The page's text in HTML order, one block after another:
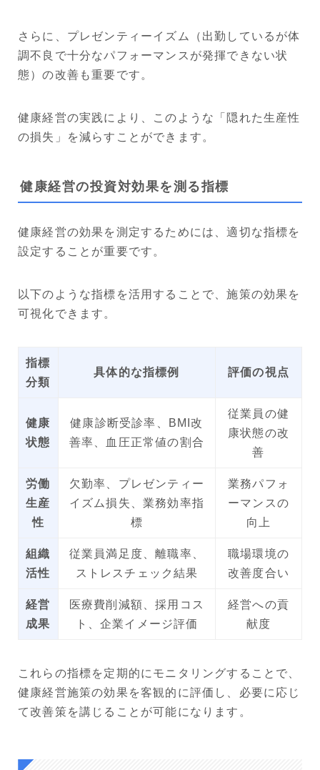
さらに、プレゼンティーイズム（出勤しているが体
調不良で十分なパフォーマンスが発揮できない状
態）の改善も重要です。
健康経営の実践により、このような「隠れた生産性
の損失」を減らすことができます。
健康経営の投資対効果を測る指標
健康経営の効果を測定するためには、適切な指標を
設定することが重要です。
以下のような指標を活用することで、施策の効果を
可視化できます。
指標
分類
具体的な指標例 評価の視点
健康
状態
健康診断受診率、BMI改
善率、血圧正常値の割合
従業員の健
康状態の改
善
労働
生産
性
欠勤率、プレゼンティー
イズム損失、業務効率指
標
業務パフォ
ーマンスの
向上
組織
活性
従業員満足度、離職率、
ストレスチェック結果
職場環境の
改善度合い
経営
成果
医療費削減額、採用コス
ト、企業イメージ評価
経営への貢
献度
これらの指標を定期的にモニタリングすることで、
健康経営施策の効果を客観的に評価し、必要に応じ
て改善策を講じることが可能になります。